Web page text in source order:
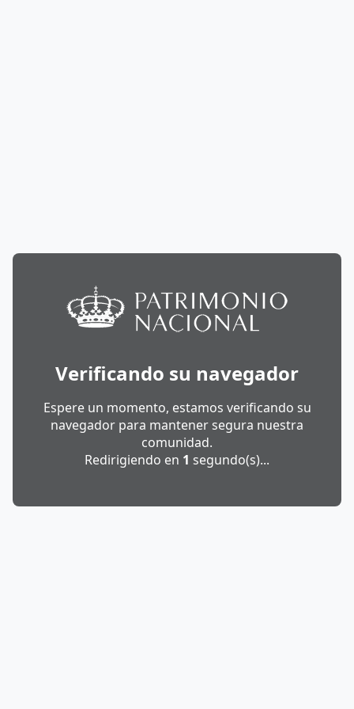
Verificando su navegador
Espere un momento, estamos verificando su
navegador para mantener segura nuestra
comunidad.
Redirigiendo en 1 segundo(s)...